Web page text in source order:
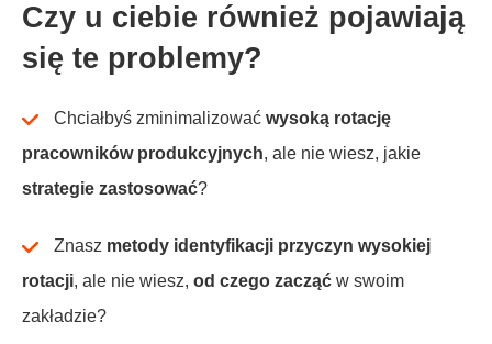
O nas
Referencje
Blog
Czy u ciebie również pojawiają
się te problemy?
Chciałbyś zminimalizować wysoką rotację
pracowników produkcyjnych, ale nie wiesz, jakie
strategie zastosować?
Znasz metody identyfikacji przyczyn wysokiej
rotacji, ale nie wiesz, od czego zacząć w swoim
zakładzie?